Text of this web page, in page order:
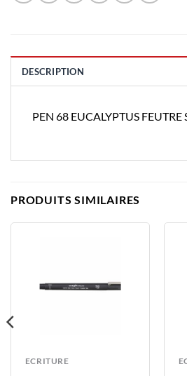
DESCRIPTION
PEN 68 EUCALYPTUS FEUTRE
PRODUITS SIMILAIRES
ECRITURE